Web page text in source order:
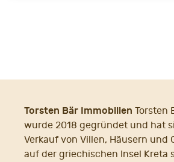
Torsten Bär Immobilien Torsten
wurde 2018 gegründet und hat
Verkauf von Villen, Häusern und
auf der griechischen Insel Kreta